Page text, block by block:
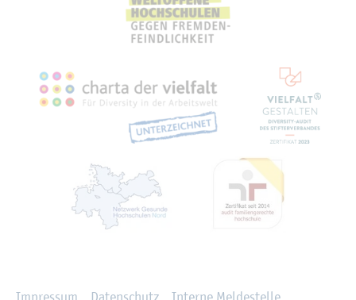
Im­pres­sum Da­ten­schutz In­ter­ne Mel­de­stel­le